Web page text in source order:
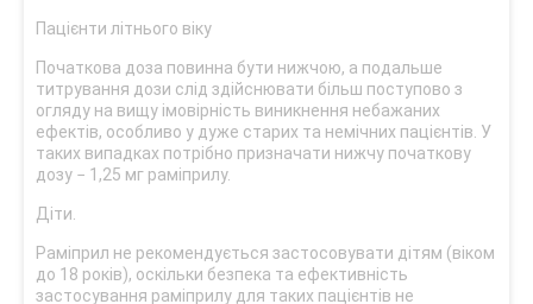
Пацієнти літнього віку
Початкова доза повинна бути нижчою, а подальше
титрування дози слід здійснювати більш поступово з
огляду на вищу імовірність виникнення небажаних
ефектів, особливо у дуже старих та немічних пацієнтів. У
таких випадках потрібно призначати нижчу початкову
дозу − 1,25 мг раміприлу.
Діти.
Раміприл не рекомендується застосовувати дітям (віком
до 18 років), оскільки безпека та ефективність
застосування раміприлу для таких пацієнтів не